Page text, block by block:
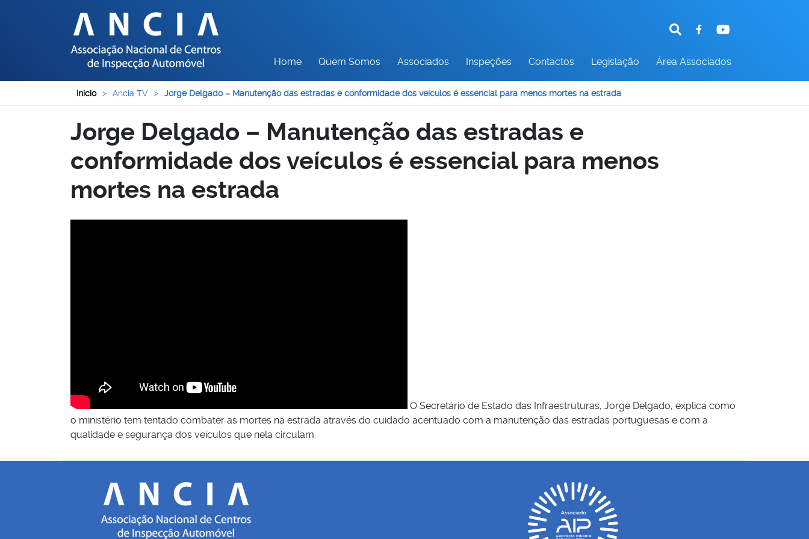
Home Quem Somos Associados Inspeções Contactos Legislação Área Associados
Início > Ancia TV > Jorge Delgado – Manutenção das estradas e conformidade dos veículos é essencial para menos mortes na estrada
Jorge Delgado – Manutenção das estradas e
conformidade dos veículos é essencial para menos
mortes na estrada
O Secretário de Estado das Infraestruturas, Jorge Delgado, explica como
o ministério tem tentado combater as mortes na estrada através do cuidado acentuado com a manutenção das estradas portuguesas e com a
qualidade e segurança dos veículos que nela circulam.